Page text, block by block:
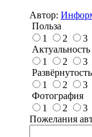
Автор:
Польза
1
2 3
Актуальность
1
2 3
Развёрнутость
1
2 3
Фотография
1
2 3
Пожелания